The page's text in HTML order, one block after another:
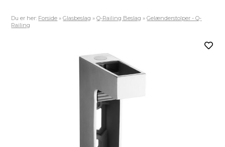
Du er her: Forside »Glasbeslag »Q-Railing Beslag »Gelænderstolper - Q-
Railing